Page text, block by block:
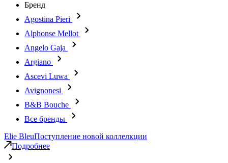
Бренд
Agostina Pieri
Alphonse Mellot
Angelo Gaja
Argiano
Ascevi Luwa
Avignonesi
B&B Bouche
Все бренды
Elie BleuПоступление новой коллелкции
Подробнее